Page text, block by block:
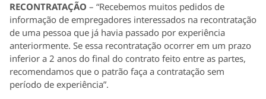
RECONTRATAÇÃO – “Recebemos muitos pedidos de
informação de empregadores interessados na recontratação
de uma pessoa que já havia passado por experiência
anteriormente. Se essa recontratação ocorrer em um prazo
inferior a 2 anos do final do contrato feito entre as partes,
recomendamos que o patrão faça a contratação sem
período de experiência”.